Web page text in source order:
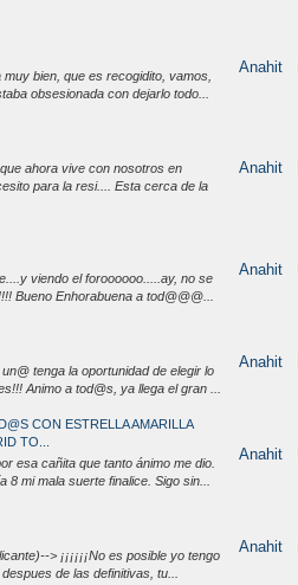
bien, que es recogidito, vamos,
obsesionada con dejarlo todo...
Anahit
ahora vive con nosotros en
para la resi.... Esta cerca de la
Anahit
viendo el foroooooo.....ay, no se
Bueno Enhorabuena a tod@@@...
Anahit
tenga la oportunidad de elegir lo
Animo a tod@s, ya llega el gran ...
Anahit
CON ESTRELLA AMARILLA
TO...
esa cañita que tanto ánimo me dio.
mi mala suerte finalice. Sigo sin...
Anahit
> ¡¡¡¡¡¡No es posible yo tengo
de las definitivas, tu...
Anahit